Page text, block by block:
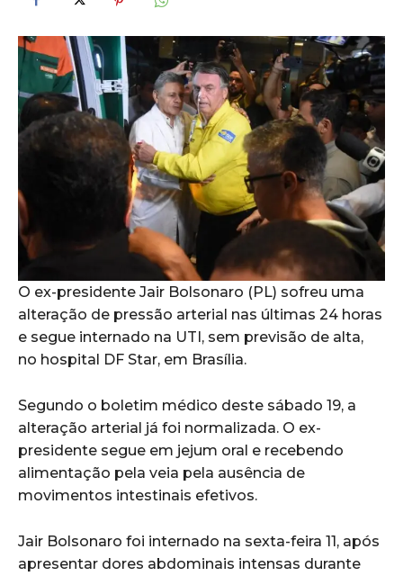
O ex-presidente Jair Bolsonaro (PL) sofreu uma
alteração de pressão arterial nas últimas 24 horas
e segue internado na UTI, sem previsão de alta,
no hospital DF Star, em Brasília.
Segundo o boletim médico deste sábado 19, a
alteração arterial já foi normalizada. O ex-
presidente segue em jejum oral e recebendo
alimentação pela veia pela ausência de
movimentos intestinais efetivos.
Jair Bolsonaro foi internado na sexta-feira 11, após
apresentar dores abdominais intensas durante